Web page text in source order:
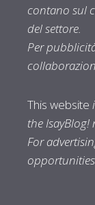
contano sul
del settore.
Per
This website
the IsayBlog!
For